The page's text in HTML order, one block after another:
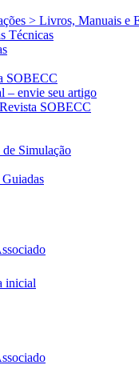
> Livros, Manuais e
Técnicas
SOBECC
– envie seu artigo
SOBECC
Simulação